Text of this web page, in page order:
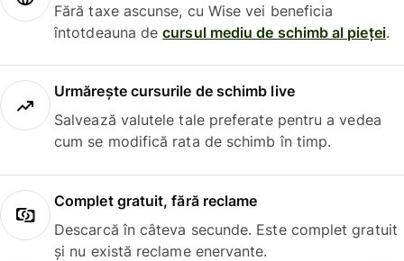
Fără taxe ascunse, cu Wise vei beneficia
întotdeauna decursul mediu de schimb al pieței.
Urmărește cursurile de schimb live
Salvează valutele tale preferate pentru a vedea
cum se modifică rata de schimb în timp.
Complet gratuit, fără reclame
Descarcă în câteva secunde. Este complet gratuit
și nu există reclame enervante.